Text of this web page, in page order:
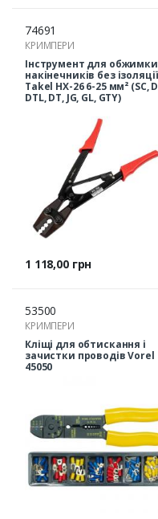
74691
КРИМПЕРИ
Інструмент для обжимки
накінечників без ізоляції
Takel HX-26 6-25 мм² (SC,
DTL, DT, JG, GL, GTY)
Ціна
1 118,00 грн
53500
КРИМПЕРИ
Кліщі для обтискання і
зачистки проводів Vorel
45050